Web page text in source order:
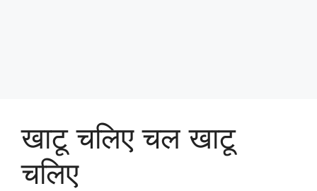
खाटू चलिए चल खाटू
चलिए